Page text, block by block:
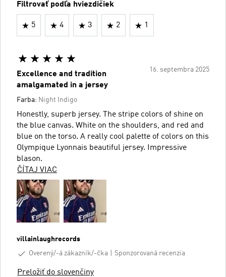
Filtrovať podľa hviezdičiek
5 4 3 2 1
16. septembra 2025
Excellence and tradition
amalgamated in a jersey
Farba: Night Indigo
Honestly, superb jersey. The stripe colors of shine on
the blue canvas. White on the shoulders, and red and
blue on the torso. A really cool palette of colors on this
Olympique Lyonnais beautiful jersey. Impressive
blason.
ČÍTAJ VIAC
villainlaughrecords
Overený/-á zákazník/-čka
Sponzorovaná recenzia
Preložiť do slovenčiny